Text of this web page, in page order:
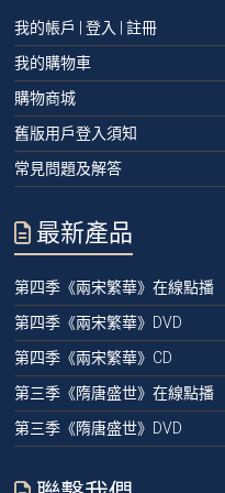
我的帳戶 | 登入 | 註冊
我的購物車
購物商城
舊版用戶登入須知
常見問題及解答
最新產品
第四季《兩宋繁華》在線點播
第四季《兩宋繁華》DVD
第四季《兩宋繁華》CD
第三季《隋唐盛世》在線點播
第三季《隋唐盛世》DVD